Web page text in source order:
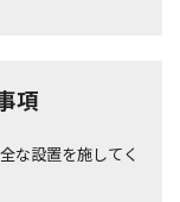
項
な設置を施してく